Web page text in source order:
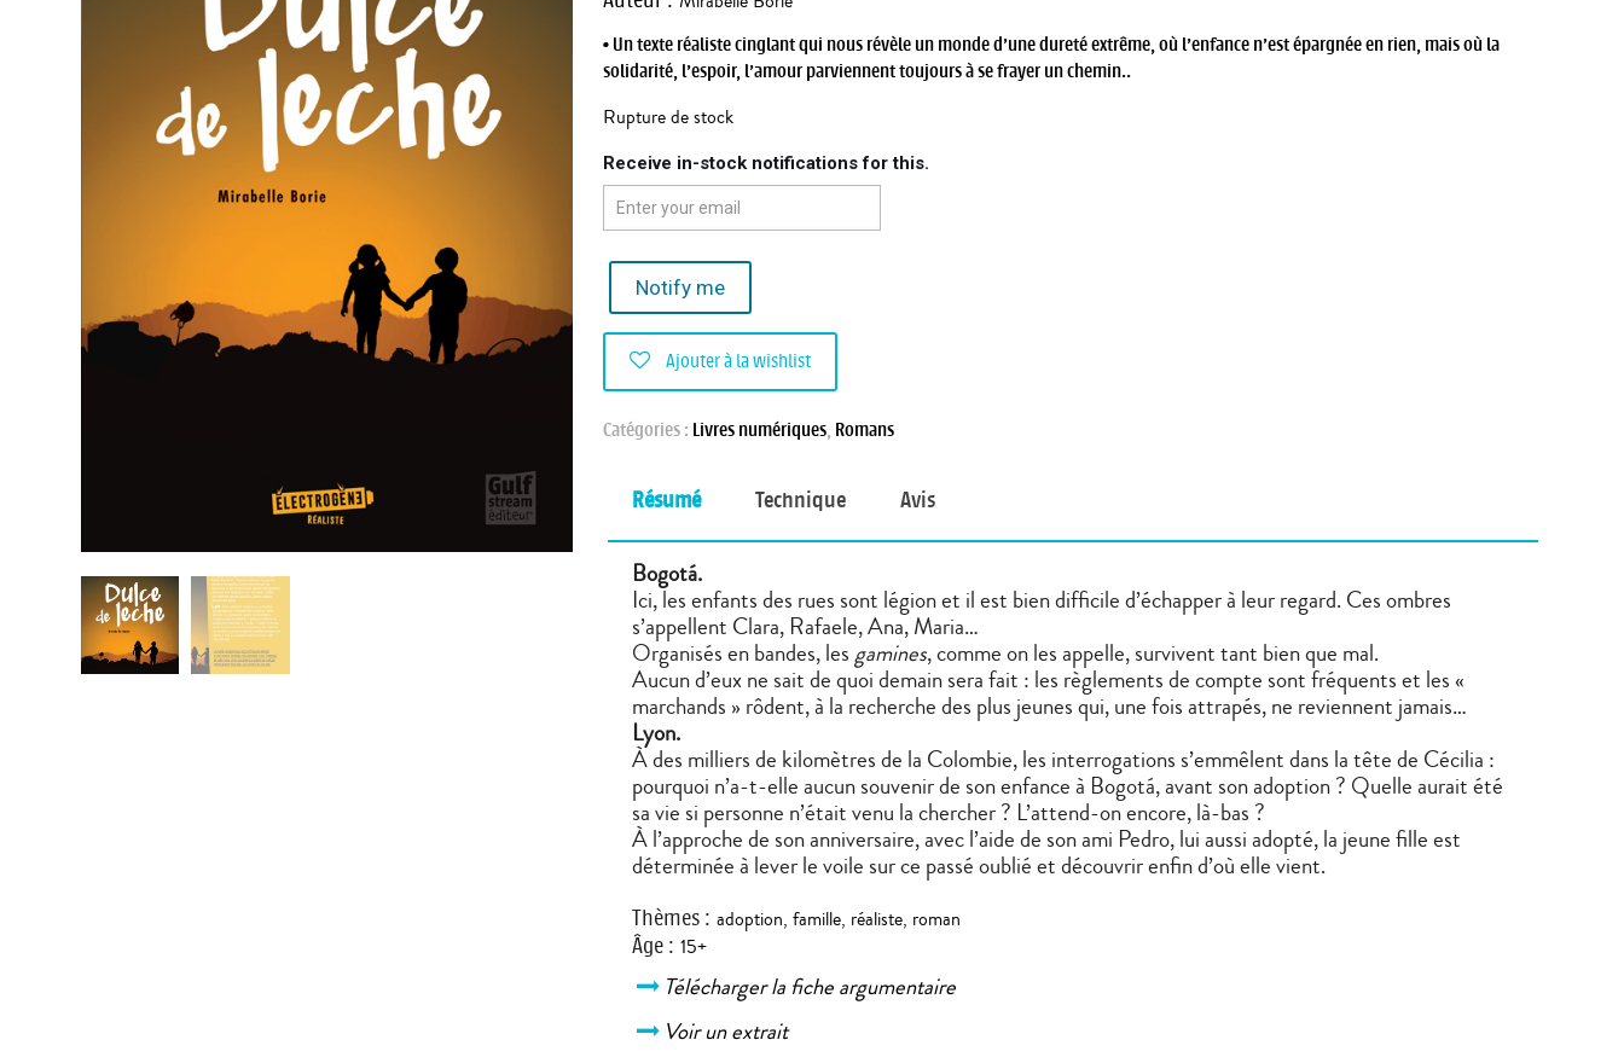
• Un texte réaliste cinglant qui nous révèle un monde d’une dureté extrême, où l’enfance n’est épargnée en rien, mais où la
solidarité, l’espoir, l’amour parviennent toujours à se frayer un chemin..
Rupture de stock
Receive in-stock notifications for this.
Notify me
Ajouter à la wishlist
Catégories : Livres numériques, Romans
Résumé Technique Avis
Bogotá.
Ici, les enfants des rues sont légion et il est bien difficile d’échapper à leur regard. Ces ombres
s’appellent Clara, Rafaele, Ana, Maria…
Organisés en bandes, lesgamines, comme on les appelle, survivent tant bien que mal.
Aucun d’eux ne sait de quoi demain sera fait : les règlements de compte sont fréquents et les «
marchands » rôdent, à la recherche des plus jeunes qui, une fois attrapés, ne reviennent jamais…
Lyon.
À des milliers de kilomètres de la Colombie, les interrogations s’emmêlent dans la tête de Cécilia :
pourquoi n’a-t-elle aucun souvenir de son enfance à Bogotá, avant son adoption ? Quelle aurait été
sa vie si personne n’était venu la chercher ? L’attend-on encore, là-bas ?
À l’approche de son anniversaire, avec l’aide de son ami Pedro, lui aussi adopté, la jeune fille est
déterminée à lever le voile sur ce passé oublié et découvrir enfin d’où elle vient.
Thèmes: adoption, famille, réaliste, roman
Âge: 15+
Télécharger la fiche argumentaire
Voir un extrait